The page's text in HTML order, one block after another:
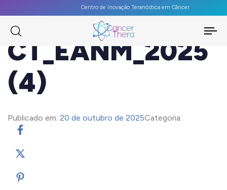
Centro de Inovação Teranóstica em Câncer
CT_EANM_2025
(4)
Publicado em: 20 de outubro de 2025Categoria: